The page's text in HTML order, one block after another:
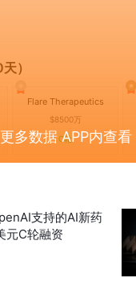
）
Flare Therapeutics
$8500万
C轮
更多数据 APP内查看
支持的AI新药
元C轮融资